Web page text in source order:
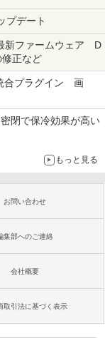
プデート
新ファームウェア D
正など
合プラグイン 画
閉で保冷効果が高い
もっと見る
お問い合わせ
集部へのご連絡
会社概要
取引法に基づく表示